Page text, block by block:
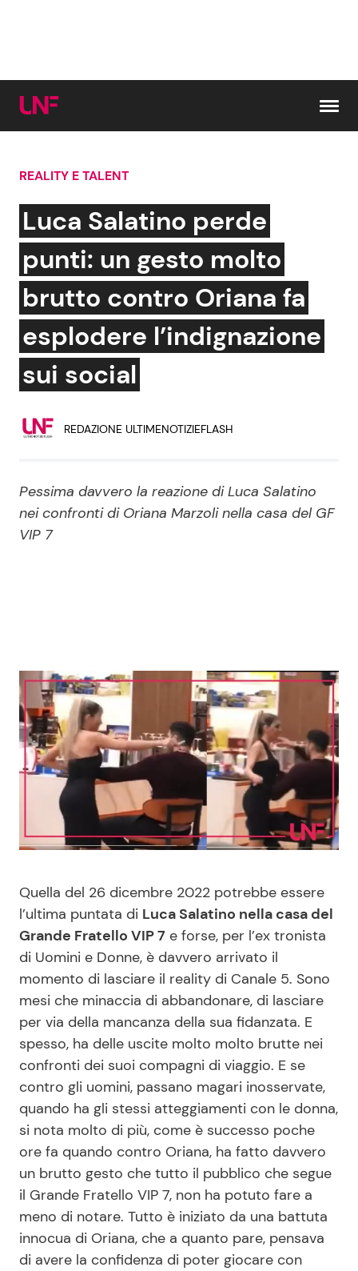
Cerca:
News e Cronaca
Attualità Italiana
Dal Mondo
Economia
Persone Scomparse
Gossip e TV
Bellezze VIP
Coppie VIP
Soap Opera
News Spettacolo
Benessere
Moda e Style
News benessere
Salute
Viaggi e Turismo
Festività
Cucina e Ricette
Consigli di Cucina
Dolci
Primi Piatti
Ricette Facili e Veloci
Ricette Feste
Ricette per Bambini
Seguici
Info
Chi siamo
REALITY E TALENT
Luca Salatino perde
punti: un gesto molto
brutto contro Oriana fa
esplodere l’indignazione
sui social
REDAZIONE ULTIMENOTIZIEFLASH
Pessima davvero la reazione di Luca Salatino
nei confronti di Oriana Marzoli nella casa del GF
VIP 7
Quella del 26 dicembre 2022 potrebbe essere
l’ultima puntata di Luca Salatino nella casa del
Grande Fratello VIP 7 e forse, per l’ex tronista
di Uomini e Donne, è davvero arrivato il
momento di lasciare il reality di Canale 5. Sono
mesi che minaccia di abbandonare, di lasciare
per via della mancanza della sua fidanzata. E
spesso, ha delle uscite molto molto brutte nei
confronti dei suoi compagni di viaggio. E se
contro gli uomini, passano magari inosservate,
quando ha gli stessi atteggiamenti con le donna,
si nota molto di più, come è successo poche
ore fa quando contro Oriana, ha fatto davvero
un brutto gesto che tutto il pubblico che segue
il Grande Fratello VIP 7, non ha potuto fare a
meno di notare. Tutto è iniziato da una battuta
innocua di Oriana, che a quanto pare, pensava
di avere la confidenza di poter giocare con